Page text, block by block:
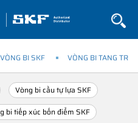
VÒNG BI SKF VÒNG BI TANG
Vòng bi cầu tự lựa SKF
bi tiếp xúc bốn điểm SKF